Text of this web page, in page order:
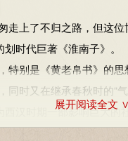
劝说刘安道：“先前吴国
汉武帝没有太子，若
、说客和有奇才的人
赏他们很多钱财，而谋
朝中内情，结交汉武帝
上了不归之路，但这
时代巨著《淮南子》。
别是《黄老帛书》的思
同时又在继承春秋时的
西汉时期一部影响巨大
展开阅读全文 ∨